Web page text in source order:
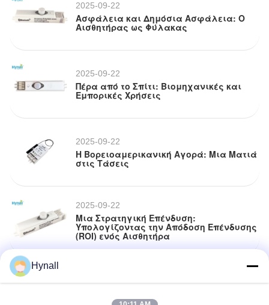
2025-09-22
Ασφάλεια και Δημόσια Ασφάλεια: Ο
Αισθητήρας ως Φύλακας
2025-09-22
Πέρα από το Σπίτι: Βιομηχανικές και
Εμπορικές Χρήσεις
2025-09-22
Η Βορειοαμερικανική Αγορά: Μια Ματιά
στις Τάσεις
2025-09-22
Μια Στρατηγική Επένδυση:
Υπολογίζοντας την Απόδοση Επένδυσης
(ROI) ενός Αισθητήρα
Η καρδιά του έξυπνου σπιτιού: Πώς οι
Hynall